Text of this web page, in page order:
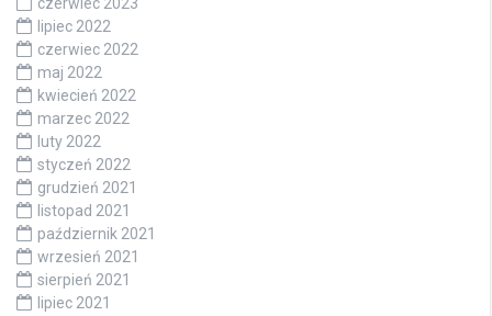
czerwiec 2023
lipiec 2022
czerwiec 2022
maj 2022
kwiecień 2022
marzec 2022
luty 2022
styczeń 2022
grudzień 2021
listopad 2021
październik 2021
wrzesień 2021
sierpień 2021
lipiec 2021